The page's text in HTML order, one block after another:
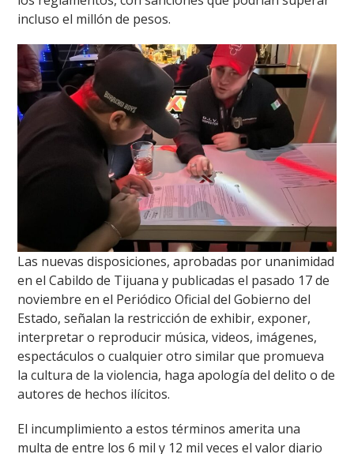
incluso el millón de pesos.
Las nuevas disposiciones, aprobadas por unanimidad
en el Cabildo de Tijuana y publicadas el pasado 17 de
noviembre en el Periódico Oficial del Gobierno del
Estado, señalan la restricción de exhibir, exponer,
interpretar o reproducir música, videos, imágenes,
espectáculos o cualquier otro similar que promueva
la cultura de la violencia, haga apología del delito o de
autores de hechos ilícitos.
El incumplimiento a estos términos amerita una
multa de entre los 6 mil y 12 mil veces el valor diario